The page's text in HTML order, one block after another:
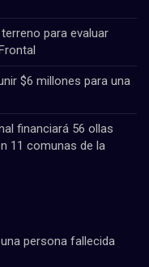
para evaluar
$6 millones para una
financiará 56 ollas
11 comunas de la
persona fallecida